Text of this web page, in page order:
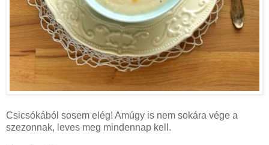
Csicsókából sosem elég! Amúgy is nem sokára vége a
szezonnak, leves meg mindennap kell.